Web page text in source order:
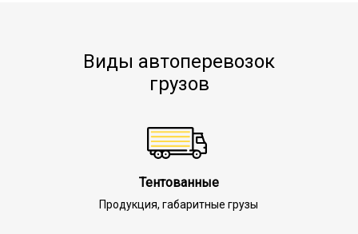
Виды автоперевозок
грузов
Тентованные
Продукция, габаритные грузы